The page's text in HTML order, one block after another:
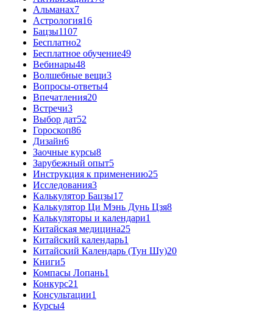
Альманах7
Астрология16
Бацзы1107
Бесплатно2
Бесплатное обучение49
Вебинары48
Волшебные вещи3
Вопросы-ответы4
Впечатления20
Встречи3
Выбор дат52
Гороскоп86
Дизайн6
Заочные курсы8
Зарубежный опыт5
Инструкция к применению25
Исследования3
Калькулятор Бацзы17
Калькулятор Ци Мэнь Дунь Цзя8
Калькуляторы и календари1
Китайская медицина25
Китайский календарь1
Китайский Календарь (Тун Шу)20
Книги5
Компасы Лопань1
Конкурс21
Консультации1
Курсы4